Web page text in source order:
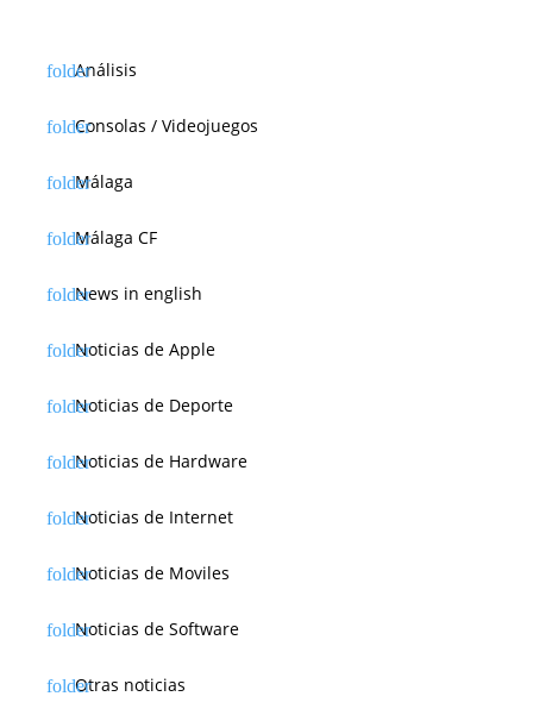
Análisis
Consolas / Videojuegos
Málaga
Málaga CF
News in english
Noticias de Apple
Noticias de Deporte
Noticias de Hardware
Noticias de Internet
Noticias de Moviles
Noticias de Software
Otras noticias